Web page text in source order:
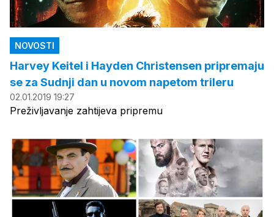
NOVOSTI
Harvey Keitel i Hayden Christensen pripremaju
se za Sudnji dan u novom napetom trileru
02.01.2019 19:27
Preživljavanje zahtijeva pripremu